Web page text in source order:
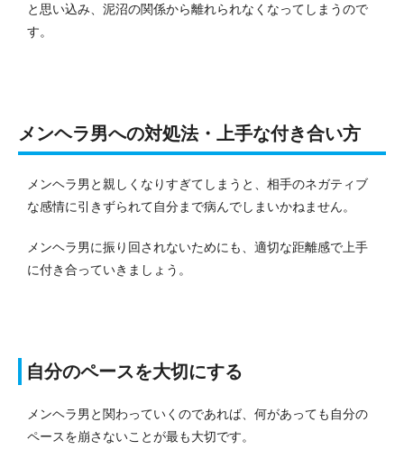
と思い込み、泥沼の関係から離れられなくなってしまうので
す。
メンヘラ男への対処法・上手な付き合い方
メンヘラ男と親しくなりすぎてしまうと、相手のネガティブ
な感情に引きずられて自分まで病んでしまいかねません。
メンヘラ男に振り回されないためにも、適切な距離感で上手
に付き合っていきましょう。
自分のペースを大切にする
メンヘラ男と関わっていくのであれば、何があっても自分の
ペースを崩さないことが最も大切です。